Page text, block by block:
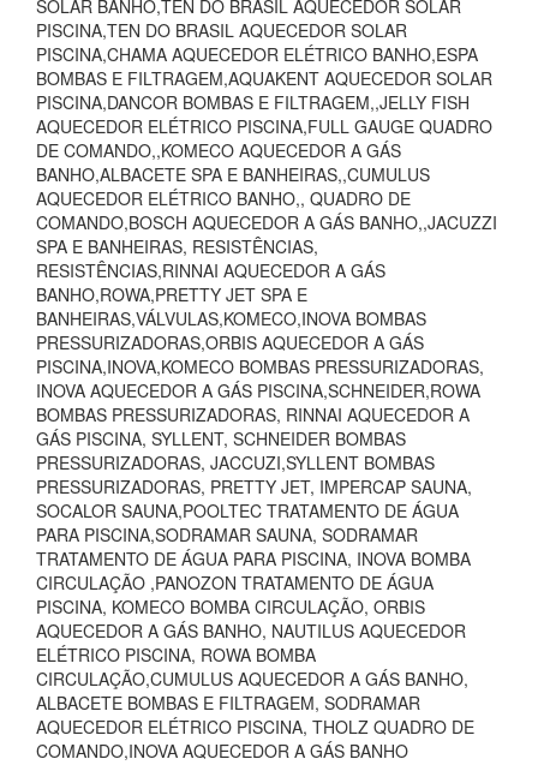
SOLAR BANHO,TEN DO BRASIL AQUECEDOR SOLAR
PISCINA,TEN DO BRASIL AQUECEDOR SOLAR
PISCINA,CHAMA AQUECEDOR ELÉTRICO BANHO,ESPA
BOMBAS E FILTRAGEM,AQUAKENT AQUECEDOR SOLAR
PISCINA,DANCOR BOMBAS E FILTRAGEM,,JELLY FISH
AQUECEDOR ELÉTRICO PISCINA,FULL GAUGE QUADRO
DE COMANDO,,KOMECO AQUECEDOR A GÁS
BANHO,ALBACETE SPA E BANHEIRAS,,CUMULUS
AQUECEDOR ELÉTRICO BANHO,, QUADRO DE
COMANDO,BOSCH AQUECEDOR A GÁS BANHO,,JACUZZI
SPA E BANHEIRAS, RESISTÊNCIAS,
RESISTÊNCIAS,RINNAI AQUECEDOR A GÁS
BANHO,ROWA,PRETTY JET SPA E
BANHEIRAS,VÁLVULAS,KOMECO,INOVA BOMBAS
PRESSURIZADORAS,ORBIS AQUECEDOR A GÁS
PISCINA,INOVA,KOMECO BOMBAS PRESSURIZADORAS,
INOVA AQUECEDOR A GÁS PISCINA,SCHNEIDER,ROWA
BOMBAS PRESSURIZADORAS, RINNAI AQUECEDOR A
GÁS PISCINA, SYLLENT, SCHNEIDER BOMBAS
PRESSURIZADORAS, JACCUZI,SYLLENT BOMBAS
PRESSURIZADORAS, PRETTY JET, IMPERCAP SAUNA,
SOCALOR SAUNA,POOLTEC TRATAMENTO DE ÁGUA
PARA PISCINA,SODRAMAR SAUNA, SODRAMAR
TRATAMENTO DE ÁGUA PARA PISCINA, INOVA BOMBA
CIRCULAÇÃO ,PANOZON TRATAMENTO DE ÁGUA
PISCINA, KOMECO BOMBA CIRCULAÇÃO, ORBIS
AQUECEDOR A GÁS BANHO, NAUTILUS AQUECEDOR
ELÉTRICO PISCINA, ROWA BOMBA
CIRCULAÇÃO,CUMULUS AQUECEDOR A GÁS BANHO,
ALBACETE BOMBAS E FILTRAGEM, SODRAMAR
AQUECEDOR ELÉTRICO PISCINA, THOLZ QUADRO DE
COMANDO,INOVA AQUECEDOR A GÁS BANHO